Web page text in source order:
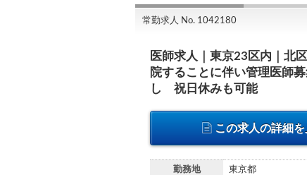
常勤求人 No. 1042180
医師求人｜東京23区内｜北
院することに伴い管理医師
し 祝日休みも可能
この求人の詳細を
勤務地 東京都